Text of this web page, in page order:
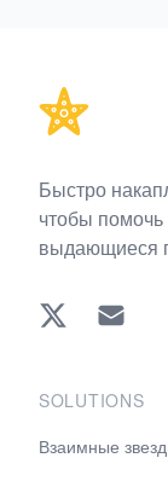
Быстро
чтобы помочь
выдающиеся
Twitter EMAIL
SOLUTIONS
Взаимные